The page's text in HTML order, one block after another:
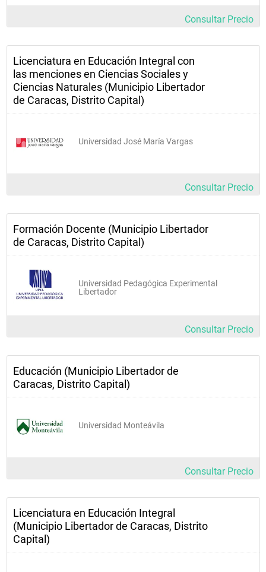
Evolutiva
31B031
Estrategias
Cognitivas
Evaluación I
31B066
Integración escuela,
comunidad y familia
Diseño
curricular
Bolivariano
31E099
trabajo de grado
y desarrollo
personal
31B113
3H                2UC 3H                3UC 2H                2UC 3H                3UC
4H                3UC 4H                3UC 3H                2UC 3H            3UC 3H
Consultar Precio
Licenciatura en Educación Integral con
las menciones en Ciencias Sociales y
Ciencias Naturales (Municipio Libertador
de Caracas, Distrito Capital)
Universidad José María Vargas
Consultar Precio
Formación Docente (Municipio Libertador
de Caracas, Distrito Capital)
Universidad Pedagógica Experimental
Libertador
Consultar Precio
Educación (Municipio Libertador de
Caracas, Distrito Capital)
Universidad Monteávila
Consultar Precio
Licenciatura en Educación Integral
(Municipio Libertador de Caracas, Distrito
Capital)